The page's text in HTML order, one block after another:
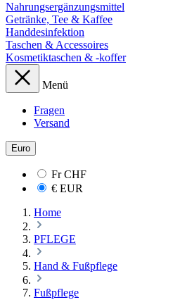
Nahrungsergänzungsmittel
Getränke, Tee & Kaffee
Handdesinfektion
Taschen & Accessoires
Kosmetiktaschen & -koffer
Menü
Fragen
Versand
Euro
FrCHF
€ EUR
Home
PFLEGE
Hand & Fußpflege
Fußpflege